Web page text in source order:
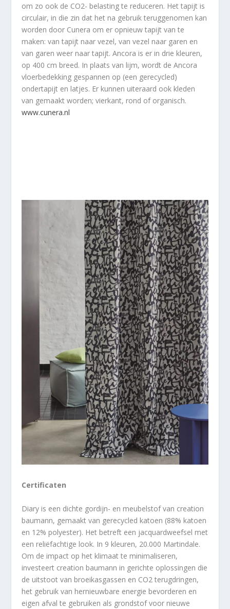
om zo ook de CO2- belasting te reduceren. Het tapijt is
circulair, in die zin dat het na gebruik teruggenomen kan
worden door Cunera om er opnieuw tapijt van te
maken: van tapijt naar vezel, van vezel naar garen en
van garen weer naar tapijt. Ancora is er in drie kleuren,
op 400 cm breed. In plaats van lijm, wordt de Ancora
vloerbedekking gespannen op (een gerecycled)
ondertapijt en latjes. Er kunnen uiteraard ook kleden
van gemaakt worden; vierkant, rond of organisch.
www.cunera.nl
Certificaten
Diary is een dichte gordijn- en meubelstof van creation
baumann, gemaakt van gerecycled katoen (88% katoen
en 12% polyester). Het betreft een jacquardweefsel met
een reliëfachtige look. In 9 kleuren, 20.000 Martindale.
Om de impact op het klimaat te minimaliseren,
investeert creation baumann in gerichte oplossingen die
de uitstoot van broeikasgassen en CO2 terugdringen,
het gebruik van hernieuwbare energie bevorderen en
eigen afval te gebruiken als grondstof voor nieuwe